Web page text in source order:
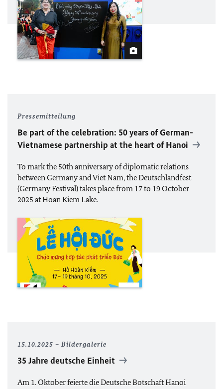
Pressemitteilung
Be part of the celebration: 50 years of German-
Vietnamese partnership at the heart of Hanoi
To mark the 50th anniversary of diplomatic relations
between Germany and Viet Nam, the Deutschlandfest
(Germany Festival) takes place from 17 to 19 October
2025 at Hoan Kiem Lake.
15.10.2025 Bildergalerie
35 Jahre deutsche Einheit
Am 1. Oktober feierte die Deutsche Botschaft Hanoi